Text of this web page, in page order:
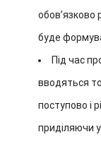
обов’язково
буде
Під час
вводяться
поступово і
приділяючи